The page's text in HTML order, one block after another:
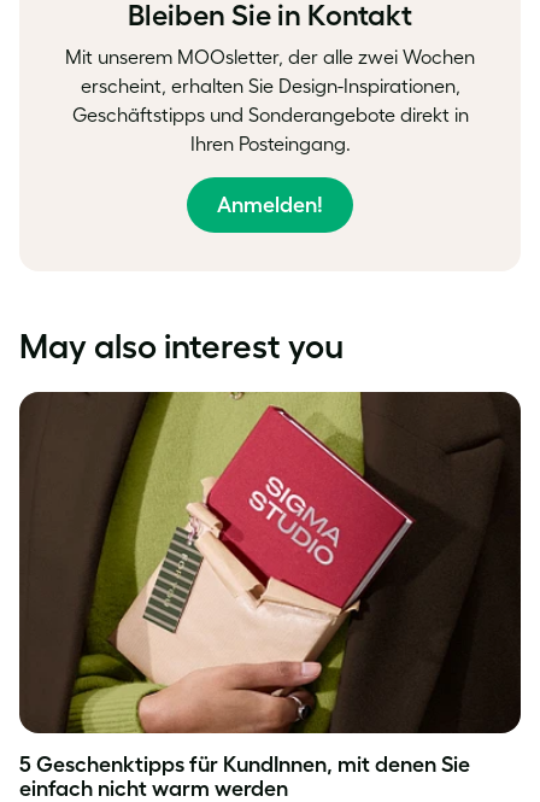
Bleiben Sie in Kontakt
Mit unserem MOOsletter, der alle zwei Wochen
erscheint, erhalten Sie Design-Inspirationen,
Geschäftstipps und Sonderangebote direkt in
Ihren Posteingang.
Anmelden!
May also interest you
5 Geschenktipps für KundInnen, mit denen Sie
einfach nicht warm werden